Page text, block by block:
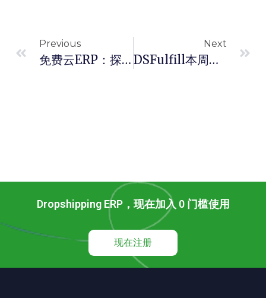
Previous
免费云ERP：探索跨境一件代发订单管理的最佳实践
Next
DSFulfill本周更新-2025.4.21
Dropshipping ERP，现在加入 0 门槛使用
现在注册